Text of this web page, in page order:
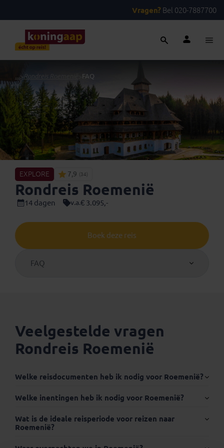
Vragen? Bel 020-7887700
...> Rondreis Roemenië FAQ
EXPLORE 7,9 (34)
Rondreis Roemenië
14 dagen v.a.€ 3.095,-
Boek deze reis
FAQ
Veelgestelde vragen
Rondreis Roemenië
Welke reisdocumenten heb ik nodig voor Roemenië?
Internationaal paspoort of identiteitskaart (ID-
Welke inentingen heb ik nodig voor Roemenië?
Wat is de ideale reisperiode voor reizen naar
Roemenië?